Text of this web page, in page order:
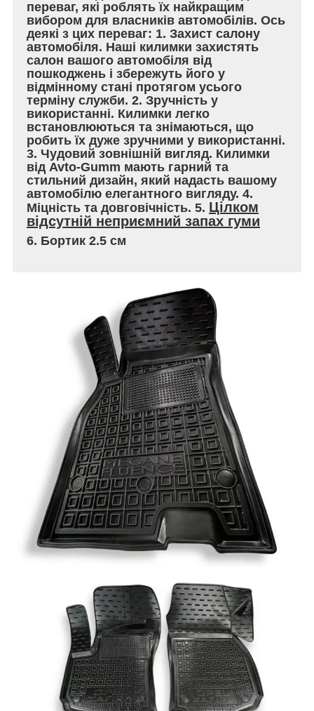
переваг, які роблять їх найкращим
вибором для власників автомобілів. Ось
деякі з цих переваг: 1. Захист салону
автомобіля. Наші килимки захистять
салон вашого автомобіля від
пошкоджень і збережуть його у
відмінному стані протягом усього
терміну служби. 2. Зручність у
використанні. Килимки легко
встановлюються та знімаються, що
робить їх дуже зручними у використанні.
3. Чудовий зовнішній вигляд. Килимки
від Avto-Gumm мають гарний та
стильний дизайн, який надасть вашому
автомобілю елегантного вигляду. 4.
Міцність та довговічність. 5. Цілком
відсутній неприємний запах гуми
6. Бортик 2.5 см